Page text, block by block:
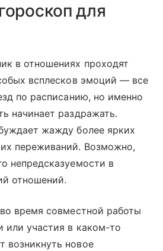
для
в отношениях проходят
всплесков эмоций — все
по расписанию, но именно
начинает раздражать.
жажду более ярких
переживаний. Возможно,
непредсказуемости в
отношений.
время совместной работы
участия в каком-то
возникнуть новое